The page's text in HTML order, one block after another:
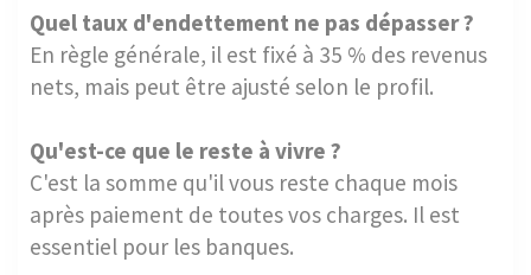
Quel taux d'endettement ne pas dépasser ?
En règle générale, il est fixé à 35 % des revenus
nets, mais peut être ajusté selon le profil.
Qu'est-ce que le reste à vivre ?
C'est la somme qu'il vous reste chaque mois
après paiement de toutes vos charges. Il est
essentiel pour les banques.